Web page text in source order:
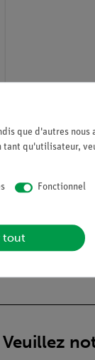
Principes de
résonance
Veuillez
que d'autres
tant qu'utilisateur,
Fonctionnel
tout